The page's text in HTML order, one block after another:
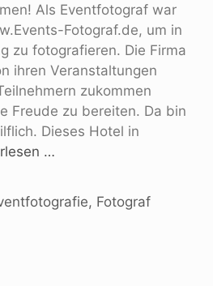
Als Eventfotograf war
Fotograf.de, um in
zu fotografieren. Die Firma
ihren Veranstaltungen
zukommen
Freude zu bereiten. Da bin
Dieses Hotel in
…
, Fotograf